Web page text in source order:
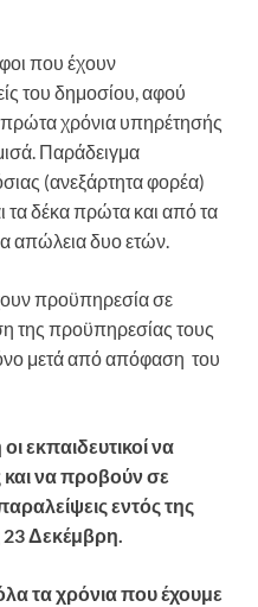
που έχουν
του δημοσίου, αφού
πρώτα χρόνια υπηρέτησής
Παράδειγμα
(ανεξάρτητα φορέα)
τα δέκα πρώτα και από τα
απώλεια δυο ετών.
προϋπηρεσία σε
της προϋπηρεσίας τους
μετά από απόφαση του
εκπαιδευτικοί να
και να προβούν σε
εντός της
Δεκέμβρη.
τα χρόνια που έχουμε